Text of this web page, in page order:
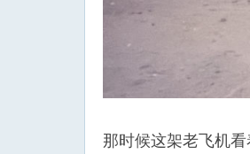
那时候这架老飞机